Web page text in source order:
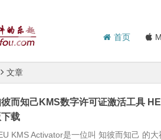
首页
文章
而知己KMS数字许可证激活工具
载
KMS Activator是一位叫 知彼而知己 的